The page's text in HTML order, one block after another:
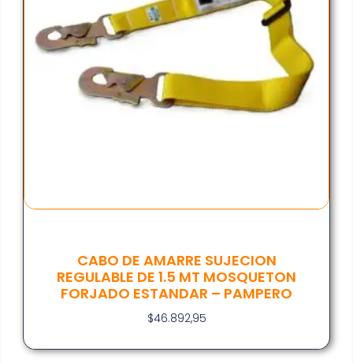
CABO DE AMARRE SUJECION
REGULABLE DE 1.5 MT MOSQUETON
FORJADO ESTANDAR – PAMPERO
$46.892,95